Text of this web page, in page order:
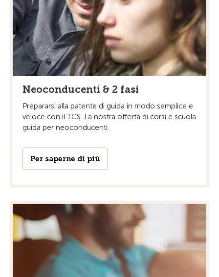
Neoconducenti & 2 fasi
Prepararsi alla patente di guida in modo semplice e
veloce con il TCS. La nostra offerta di corsi e scuola
guida per neoconducenti.
Per saperne di più